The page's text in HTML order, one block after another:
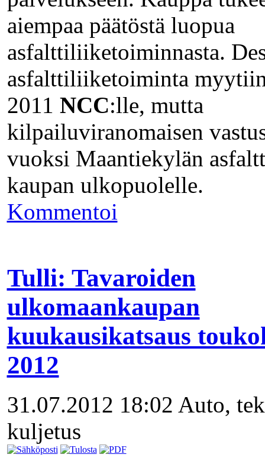
aiempaa päätöstä luopua
asfalttiliiketoiminnasta.
asfalttiliiketoiminta
2011 NCC:lle, mutta
kilpailuviranomaisen
vuoksi Maantiekylän
kaupan ulkopuolelle.
Kommentoi
Tulli: Tavaroiden
ulkomaankaupan
kuukausikatsaus
2012
31.07.2012 18:02 Auto,
kuljetus